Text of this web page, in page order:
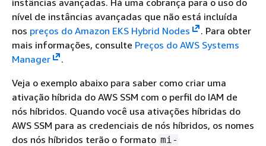
instâncias avançadas. Há uma cobrança para o uso do
nível de instâncias avançadas que não está incluída
nos preços do Amazon EKS Hybrid Nodes
. Para obter
mais informações, consulte Preços do AWS Systems
Manager
.
Veja o exemplo abaixo para saber como criar uma
ativação híbrida do AWS SSM com o perfil do IAM de
nós híbridos. Quando você usa ativações híbridas do
AWS SSM para as credenciais de nós híbridos, os nomes
dos nós híbridos terão o formato mi-